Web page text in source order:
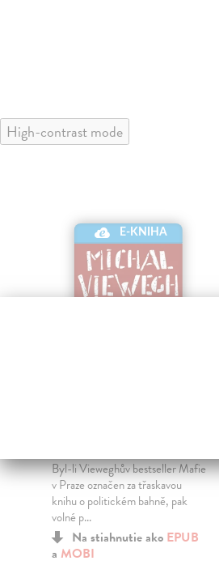
High-contrast mode
E-KNIHA
Byl-li Vieweghův bestseller Mafie
v Praze označen za třaskavou
knihu o politickém bahně, pak
volné p...
Na stiahnutie ako EPUB
a MOBI